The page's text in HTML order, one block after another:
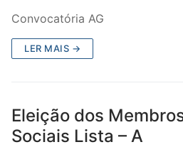
Convocatória AG
LER MAIS →
Eleição dos
Sociais Lista – A